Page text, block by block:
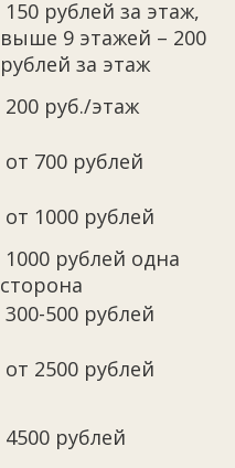
150 рублей за этаж,
выше 9 этажей – 200
рублей за этаж
200 руб./этаж
от 700 рублей
от 1000 рублей
1000 рублей одна
сторона
300-500 рублей
от 2500 рублей
4500 рублей